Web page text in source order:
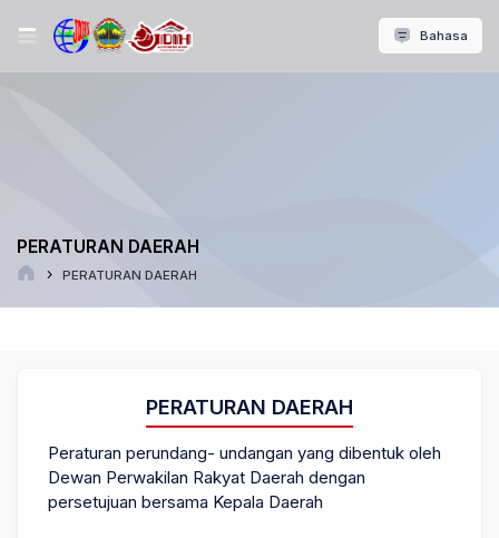
Bahasa
PERATURAN DAERAH
PERATURAN DAERAH
PERATURAN DAERAH
Peraturan perundang- undangan yang dibentuk oleh
Dewan Perwakilan Rakyat Daerah dengan
persetujuan bersama Kepala Daerah